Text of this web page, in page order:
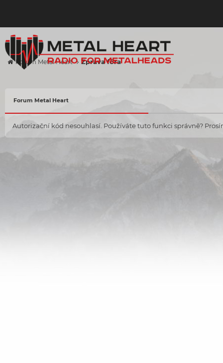
Forum Metal Heart Zpráva fóra
Forum Metal Heart
Autorizační kód nesouhlasí. Používáte tuto funkci správně?